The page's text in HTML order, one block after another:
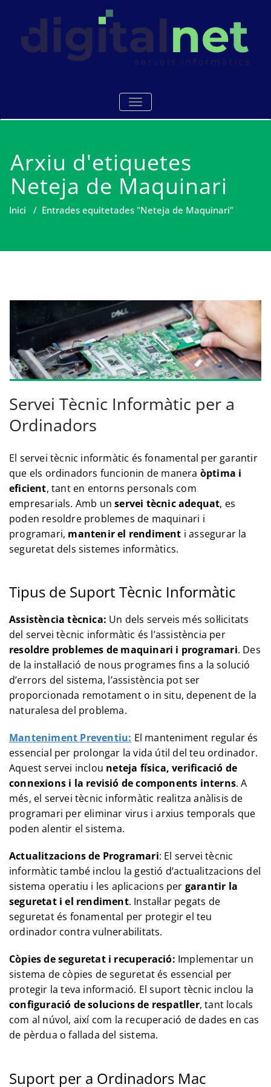
Digitalnet
TOGGLE NAVIGATION
Arxiu d'etiquetes
Neteja de Maquinari
Inici / Entrades equitetades "Neteja de Maquinari"
Servei Tècnic Informàtic per a
Ordinadors
El servei tècnic informàtic és fonamental per garantir
que els ordinadors funcionin de manera òptima i
eficient, tant en entorns personals com
empresarials. Amb unservei tècnic adequat, es
poden resoldre problemes de maquinari i
programari, mantenir el rendiment i assegurar la
seguretat dels sistemes informàtics.
Tipus de Suport Tècnic Informàtic
Assistència tècnica: Un dels serveis més sol·licitats
del servei tècnic informàtic és l’assistència per
resoldre problemes de maquinari i programari. Des
de la instal·lació de nous programes fins a la solució
d’errors del sistema, l’assistència pot ser
proporcionada remotament o in situ, depenent de la
naturalesa del problema.
Manteniment Preventiu: El manteniment regular és
essencial per prolongar la vida útil del teu ordinador.
Aquest servei inclou neteja física, verificació de
connexions i la revisió de components interns. A
més, el servei tècnic informàtic realitza anàlisis de
programari per eliminar virus i arxius temporals que
poden alentir el sistema.
Actualitzacions de Programari: El servei tècnic
informàtic també inclou la gestió d’actualitzacions del
sistema operatiu i les aplicacions per garantir la
seguretat i el rendiment. Instal·lar pegats de
seguretat és fonamental per protegir el teu
ordinador contra vulnerabilitats.
Còpies de seguretat i recuperació: Implementar un
sistema de còpies de seguretat és essencial per
protegir la teva informació. El suport tècnic inclou la
configuració de solucions de respatller, tant locals
com al núvol, així com la recuperació de dades en cas
de pèrdua o fallada del sistema.
Suport per a Ordinadors Mac